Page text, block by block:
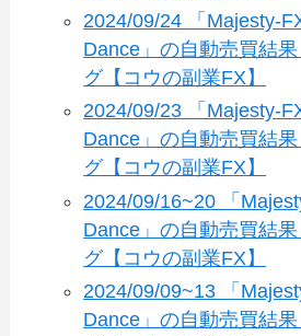
2024/09/24 「Majesty-
Dance」の自動売買結
グ【コウの副業FX】
2024/09/23 「Majesty-
Dance」の自動売買結
グ【コウの副業FX】
2024/09/16~20 「
Dance」の自動売買結
グ【コウの副業FX】
2024/09/09~13 「
Dance」の自動売買結